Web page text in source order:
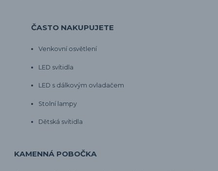
ČASTO NAKUPUJETE
Venkovní osvětlení
LED svítidla
LED s dálkovým ovladačem
Stolní lampy
Dětská svítidla
KAMENNÁ POBOČKA